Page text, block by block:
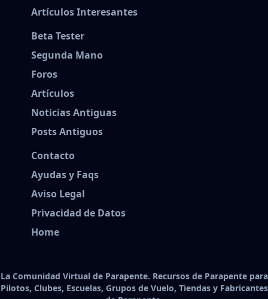
Artículos Interesantes
Beta Tester
Segunda Mano
Foros
Artículos
Noticias Antiguas
Posts Antiguos
Contacto
Ayudas y Faqs
Aviso Legal
Privacidad de Datos
Home
La Comunidad Virtual de Parapente. Recursos de Parapente para
Pilotos, Clubes, Escuelas, Grupos de Vuelo, Tiendas y Fabricantes